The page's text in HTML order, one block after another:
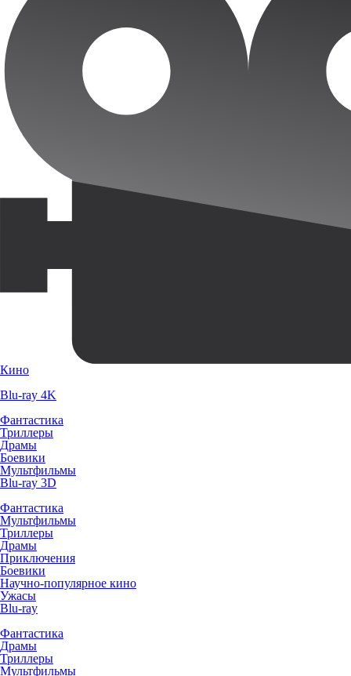
Кино
Blu-ray 4K
Фантастика
Триллеры
Драмы
Боевики
Мультфильмы
Blu-ray 3D
Фантастика
Мультфильмы
Триллеры
Драмы
Приключения
Боевики
Научно-популярное кино
Ужасы
Blu-ray
Фантастика
Драмы
Триллеры
Мультфильмы